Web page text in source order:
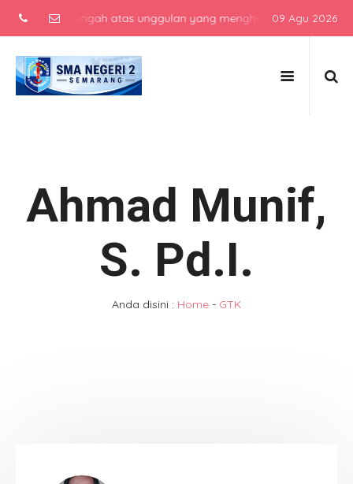
menengah atas unggulan yang menghasilkan lulusan
09 Agu 2026
Ahmad Munif,
S. Pd.I.
Anda disini : Home - GTK